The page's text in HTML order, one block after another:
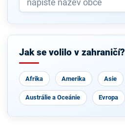
Jak se volilo v zahraničí?
Afrika Amerika Asie
Austrálie a Oceánie Evropa